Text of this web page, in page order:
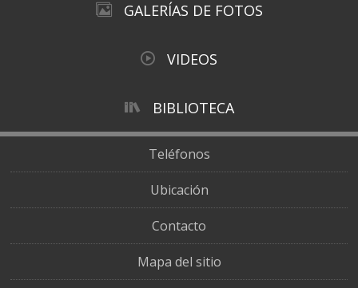
GALERÍAS DE FOTOS
VIDEOS
BIBLIOTECA
Teléfonos
Ubicación
Contacto
Mapa del sitio